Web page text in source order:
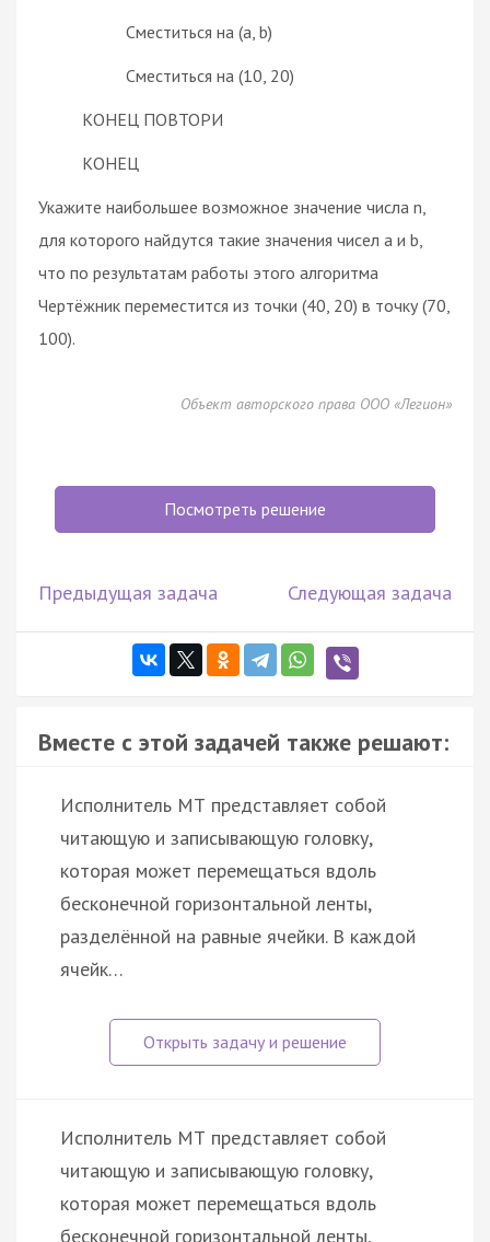
Сместиться на (a, b)
Сместиться на (10, 20)
КОНЕЦ ПОВТОРИ
КОНЕЦ
Укажите наибольшее возможное значение числа n,
для которого найдутся такие значения чисел a и b,
что по результатам работы этого алгоритма
Чертёжник переместится из точки (40, 20) в точку (70,
100).
Объект авторского права ООО «Легион»
Посмотреть решение
Предыдущая задача Следующая задача
Вместе с этой задачей также решают:
Исполнитель МТ представляет собой
читающую и записывающую головку,
которая может перемещаться вдоль
бесконечной горизонтальной ленты,
разделённой на равные ячейки. В каждой
ячейк…
Исполнитель МТ представляет собой
читающую и записывающую головку,
которая может перемещаться вдоль
бесконечной горизонтальной ленты,